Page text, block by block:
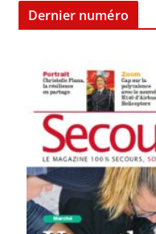
Dernier numéro